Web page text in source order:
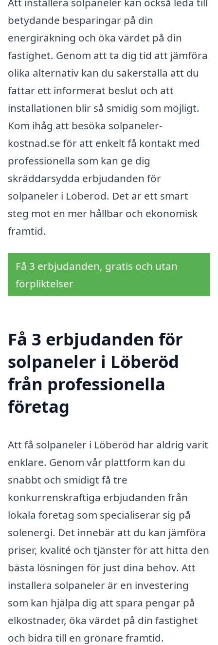
betydande besparingar på din
energiräkning och öka värdet på din
fastighet. Genom att ta dig tid att jämföra
olika alternativ kan du säkerställa att du
fattar ett informerat beslut och att
installationen blir så smidig som möjligt.
Kom ihåg att besöka solpaneler-
kostnad.se för att enkelt få kontakt med
professionella som kan ge dig
skräddarsydda erbjudanden för
solpaneler i Löberöd. Det är ett smart
steg mot en mer hållbar och ekonomisk
framtid.
Få 3 erbjudanden, gratis och utan
förpliktelser
Få 3 erbjudanden för
solpaneler i Löberöd
från professionella
företag
Att få solpaneler i Löberöd har aldrig varit
enklare. Genom vår plattform kan du
snabbt och smidigt få tre
konkurrenskraftiga erbjudanden från
lokala företag som specialiserar sig på
solenergi. Det innebär att du kan jämföra
priser, kvalité och tjänster för att hitta den
bästa lösningen för just dina behov. Att
installera solpaneler är en investering
som kan hjälpa dig att spara pengar på
elkostnader, öka värdet på din fastighet
och bidra till en grönare framtid.